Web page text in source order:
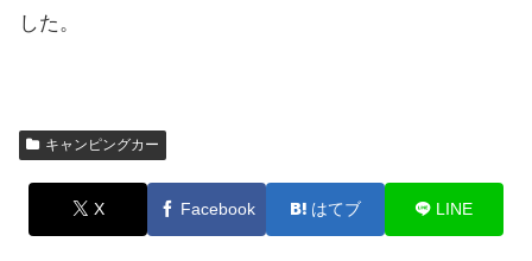
した。
キャンピングカー
X Facebook はてブ LINE